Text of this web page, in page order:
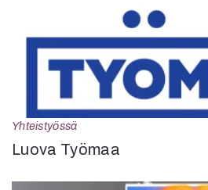
Yhteistyössä
Luova Työmaa